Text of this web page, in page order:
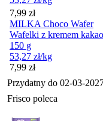
Cena
7,99 zł
MILKA Choco Wafer
Wafelki z kremem
150 g
53,27 zł/kg
Cena
7,99 zł
Przydatny do 02-03-
Frisco poleca